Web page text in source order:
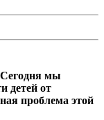
Сегодня мы
детей от
проблема этой